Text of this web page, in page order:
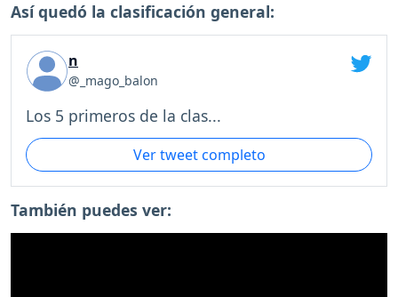
Así quedó la clasificación general:
n
@_mago_balon
Los 5 primeros de la clas...
Ver tweet completo
También puedes ver: